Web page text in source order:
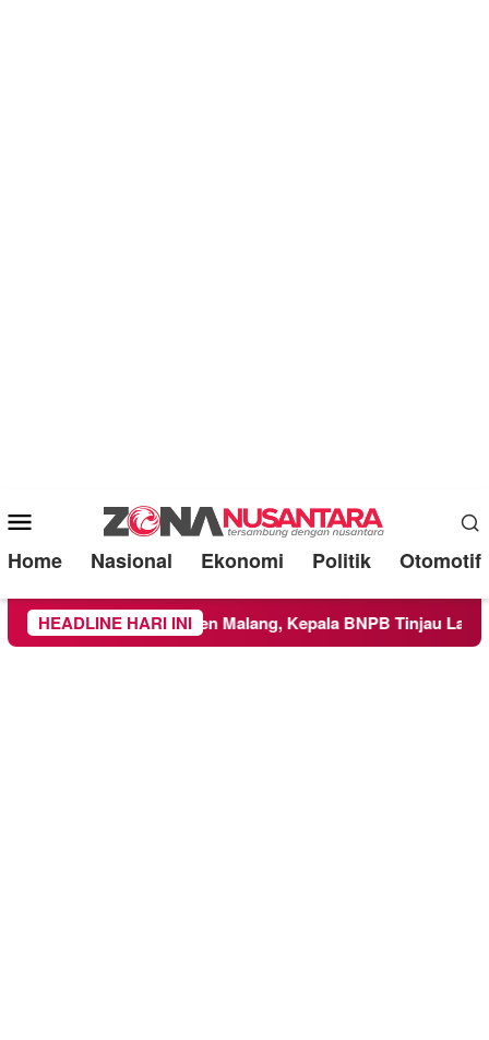
Mobile
Menu
Home Nasional Ekonomi Politik Otomotif
HEADLINE HARI INI
Kabupaten Malang, Kepala BNPB Tinjau Langsung Lokasi